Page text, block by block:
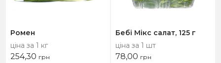
Ромен
ціна за 1 кг
254,30 грн
Бебі Мікс салат, 125 г
ціна за 1 шт
78,00 грн